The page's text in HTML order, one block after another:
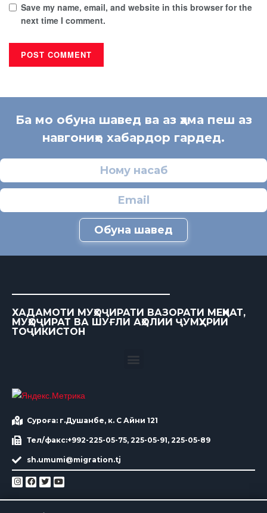
Save my name, email, and website in this browser for the
next time I comment.
Ба мо обуна шавед ва аз ҳама пеш аз
навгониҳо хабардор гардед.
Обуна шавед
ХАДАМОТИ МУҲОҶИРАТИ ВАЗОРАТИ МЕҲНАТ,
МУҲОҶИРАТ ВА ШУҒЛИ АҲОЛИИ ҶУМҲУРИИ
ТОҶИКИСТОН
Суроға: г.Душанбе, к. С Айни 121
Тел/факс:+992-225-05-75, 225-05-91, 225-05-89
sh.umumi@migration.tj